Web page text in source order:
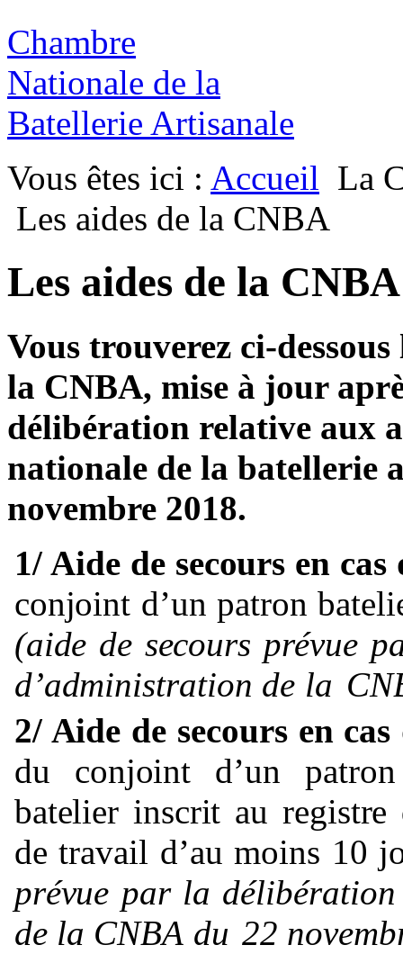
Chambre
Nationale de la
Batellerie Artisanale
Vous êtes ici : Accueil La
Les aides de la CNBA
Les aides de la CNBA
Vous trouverez ci-
la CNBA, mise à jour
délibération relative aux
nationale de la batellerie
novembre 2018.
1/ Aide de secours en cas
conjoint d’un patron
(aide de secours prévue
d’administration de la
2/ Aide de secours en
du
conjoint d’un
patron
batelier inscrit au registre
de travail d’au moins 10
prévue par la délibération
de la CNBA du 22